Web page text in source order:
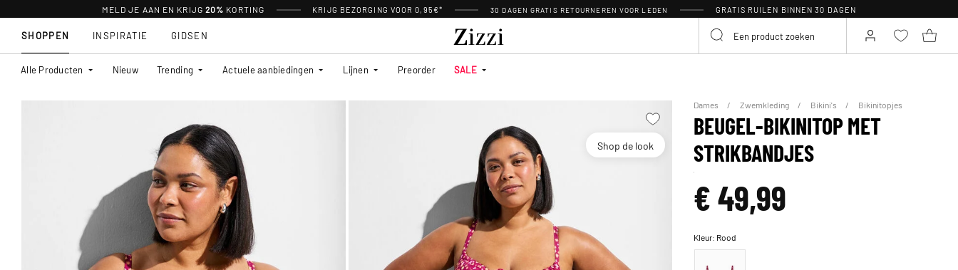
MELD JE AAN EN KRIJG 20% KORTING KRIJG BEZORGING VOOR 0,95€* 30 DAGEN GRATIS RETOURNEREN VOOR LEDEN GRATIS RUILEN BINNEN 30 DAGEN
SHOPPEN
Alle Producten Nieuw Trending Actuele aanbiedingen Lijnen Preorder SALE
INSPIRATIE GIDSEN
Shop de look
Dames Zwemkleding Bikini's Bikinitopjes
BEUGEL-BIKINITOP MET
STRIKBANDJES
€ 49,99
Kleur: Rood